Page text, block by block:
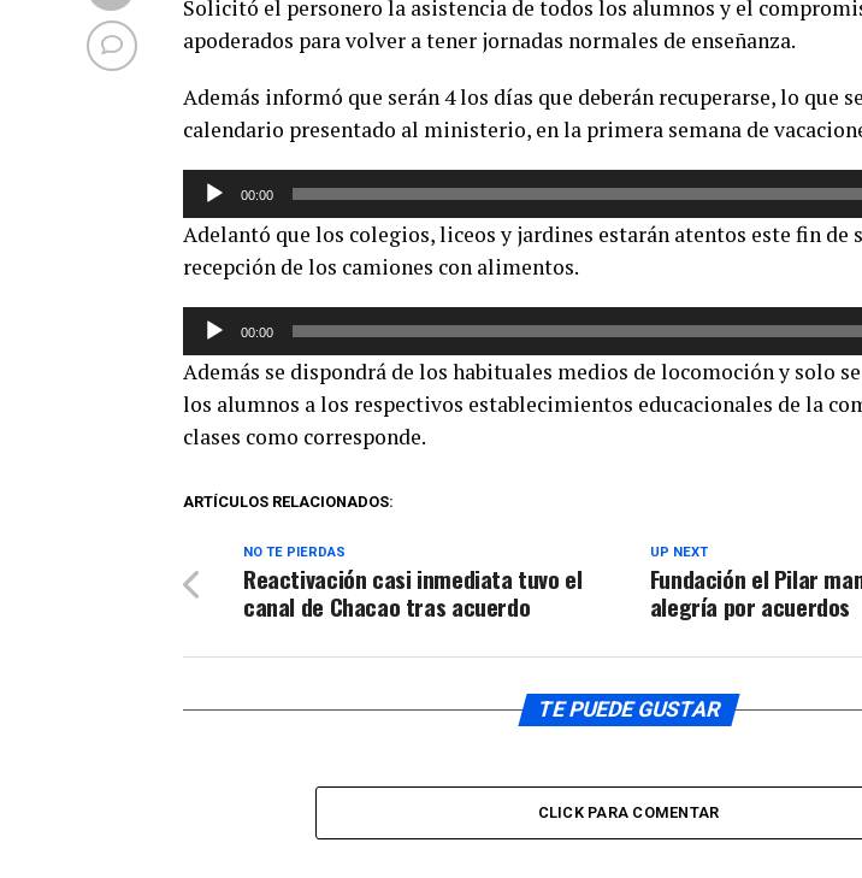
audio
Solicitó el personero la asistencia de todos los alumnos y el
apoderados para volver a tener jornadas normales de enseñanza.
Además informó que serán 4 los días que deberán recuperarse, lo que
calendario presentado al ministerio, en la primera semana de
Reproductor
audio
00:00
Adelantó que los colegios, liceos y jardines estarán atentos este fin de
recepción de los camiones con alimentos.
Reproductor
audio
00:00
Además se dispondrá de los habituales medios de locomoción y solo
los alumnos a los respectivos establecimientos educacionales de la
clases como corresponde.
ARTÍCULOS RELACIONADOS:
UP NEXT
Fundación el Pilar
alegría por acuerdos
NO TE PIERDAS
Reactivación casi inmediata tuvo el
canal de Chacao tras acuerdo
TE PUEDE GUSTAR
CLICK PARA COMENTAR